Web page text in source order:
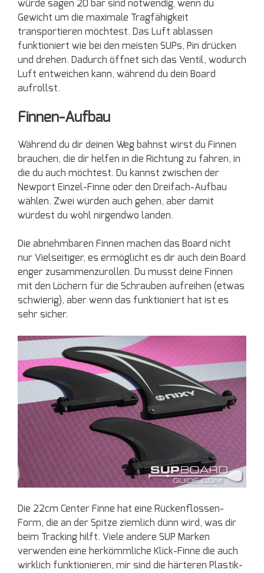
würde sagen 20 bar sind notwendig, wenn du
Gewicht um die maximale Tragfähigkeit
transportieren möchtest. Das Luft ablassen
funktioniert wie bei den meisten SUPs, Pin drücken
und drehen. Dadurch öffnet sich das Ventil, wodurch
Luft entweichen kann, während du dein Board
aufrollst.
Finnen-Aufbau
Während du dir deinen Weg bahnst wirst du Finnen
brauchen, die dir helfen in die Richtung zu fahren, in
die du auch möchtest. Du kannst zwischen der
Newport Einzel-Finne oder den Dreifach-Aufbau
wählen. Zwei würden auch gehen, aber damit
würdest du wohl nirgendwo landen.
Die abnehmbaren Finnen machen das Board nicht
nur Vielseitiger, es ermöglicht es dir auch dein Board
enger zusammenzurollen. Du musst deine Finnen
mit den Löchern für die Schrauben aufreihen (etwas
schwierig), aber wenn das funktioniert hat ist es
sehr sicher.
Die 22cm Center Finne hat eine Rückenflossen-
Form, die an der Spitze ziemlich dünn wird, was dir
beim Tracking hilft. Viele andere SUP Marken
verwenden eine herkömmliche Klick-Finne die auch
wirklich funktionieren, mir sind die härteren Plastik-